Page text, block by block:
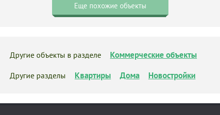
Еще похожие объекты
Другие объекты в разделе Коммерческие объекты
Другие разделы Квартиры Дома Новостройки